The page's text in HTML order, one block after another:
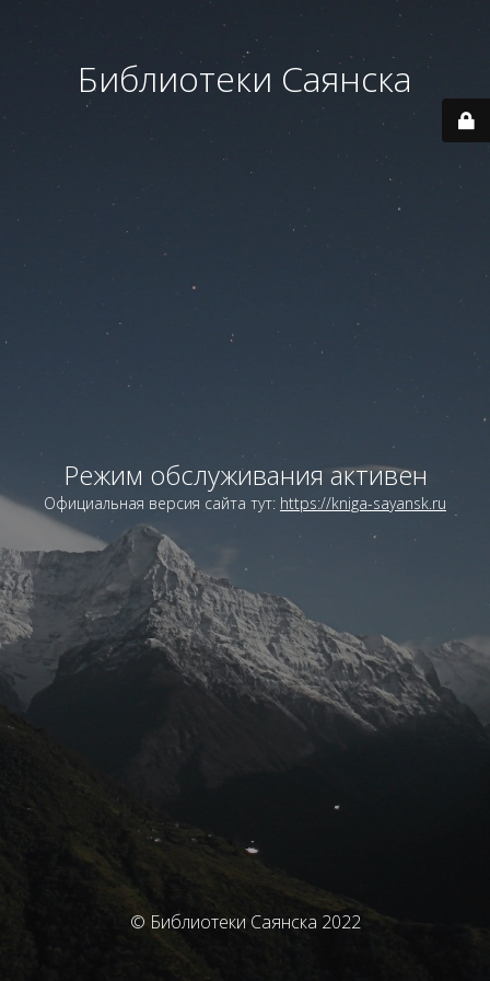
Библиотеки Саянска
Режим обслуживания активен
Официальная версия сайта тут: https://kniga-sayansk.ru
© Библиотеки Саянска 2022